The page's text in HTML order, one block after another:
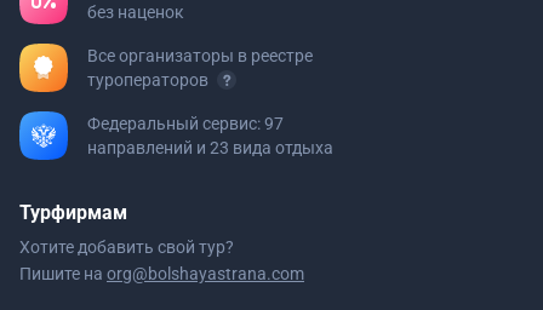
без наценок
Все организаторы в реестре
туроператоров
Федеральный сервис: 97
направлений и 23 вида отдыха
Турфирмам
Хотите добавить свой тур?
Пишите на org@bolshayastrana.com